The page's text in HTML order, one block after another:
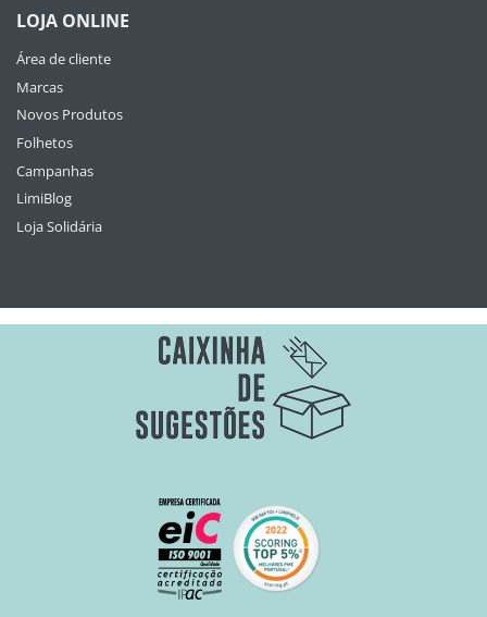
LOJA ONLINE
Área de cliente
Marcas
Novos Produtos
Folhetos
Campanhas
LimiBlog
Loja Solidária